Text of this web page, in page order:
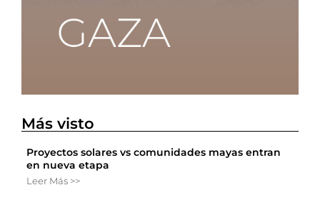
Más visto
Proyectos solares vs comunidades mayas entran
en nueva etapa
Leer Más >>